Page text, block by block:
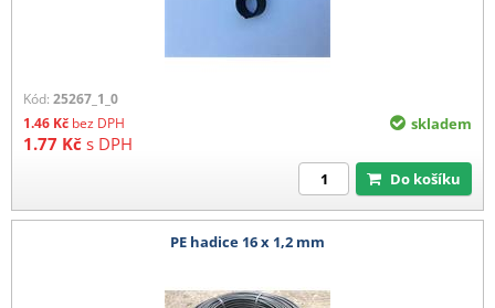
Kód: 25267_1_0
1.46 Kč bez DPH
1.77 Kč s DPH
skladem
Do košíku
PE hadice 16 x 1,2 mm